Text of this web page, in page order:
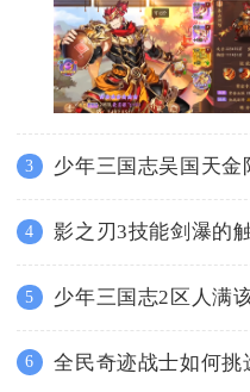
3 少年三国志吴国天金
4 影之刃3技能剑瀑的
5 少年三国志2区人满
6 全民奇迹战士如何挑